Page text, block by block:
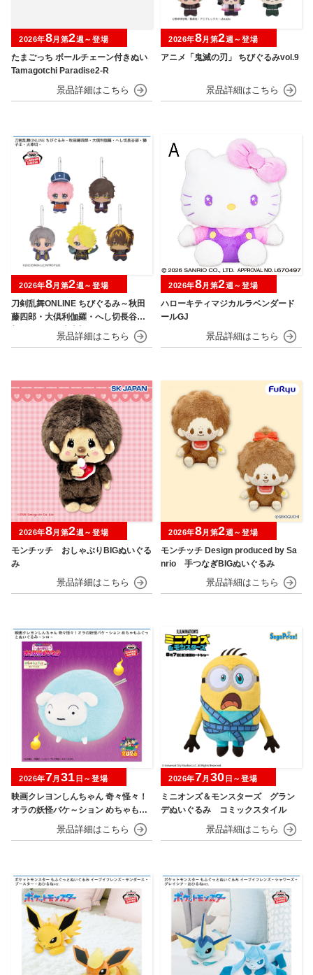
たまごっち ボールチェーン付きぬい
Tamagotchi Paradise2-R
2026年8月第2週～登場
アニメ「鬼滅の刃」 ちびぐるみvol.9
2026年8月第2週～登場
刀剣乱舞ONLINE ちびぐるみ～秋田
藤四郎・大倶利伽羅・へし切長谷
部・獅子王・火車切～
2026年8月第2週～登場
ハローキティマジカルラベンダード
ールGJ
2026年8月第2週～登場
モンチッチ おしゃぶりBIGぬいぐる
み
2026年8月第2週～登場
モンチッチ Design produced by Sa
nrio 手つなぎBIGぬいぐるみ
2026年8月第2週～登場
映画クレヨンしんちゃん 奇々怪々！
オラの妖怪バケ～ション めちゃもふ
ぐっとぬいぐるみ シロ
2026年7月 31 日～登場
ミニオンズ＆モンスターズ グラン
デぬいぐるみ コミックスタイル
2026年7月 30 日～登場